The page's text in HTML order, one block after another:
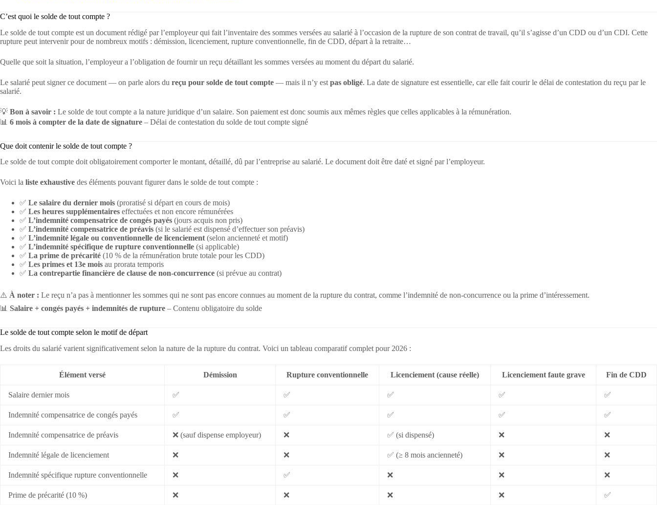
C’est quoi le solde de tout compte ?
Le solde de tout compte est un document rédigé par l’employeur qui fait l’inventaire des sommes versées au salarié à l’occasion de la rupture de son contrat de travail, qu’il s’agisse d’un CDD ou d’un CDI. Cette
rupture peut intervenir pour de nombreux motifs : démission, licenciement, rupture conventionnelle, fin de CDD, départ à la retraite…
Quelle que soit la situation, l’employeur a l’obligation de fournir un reçu détaillant les sommes versées au moment du départ du salarié.
Le salarié peut signer ce document — on parle alors du reçu pour solde de tout compte — mais il n’y est pas obligé. La date de signature est essentielle, car elle fait courir le délai de contestation du reçu par le
salarié.
💡 Bon à savoir : Le solde de tout compte a la nature juridique d’un salaire. Son paiement est donc soumis aux mêmes règles que celles applicables à la rémunération.
📊 6 mois à compter de la date de signature – Délai de contestation du solde de tout compte signé
Que doit contenir le solde de tout compte ?
Le solde de tout compte doit obligatoirement comporter le montant, détaillé, dû par l’entreprise au salarié. Le document doit être daté et signé par l’employeur.
Voici la liste exhaustive des éléments pouvant figurer dans le solde de tout compte :
✅ Le salaire du dernier mois (proratisé si départ en cours de mois)
✅ Les heures supplémentaires effectuées et non encore rémunérées
✅ L’indemnité compensatrice de congés payés (jours acquis non pris)
✅ L’indemnité compensatrice de préavis (si le salarié est dispensé d’effectuer son préavis)
✅ L’indemnité légale ou conventionnelle de licenciement (selon ancienneté et motif)
✅ L’indemnité spécifique de rupture conventionnelle (si applicable)
✅ La prime de précarité (10 % de la rémunération brute totale pour les CDD)
✅ Les primes et 13e mois au prorata temporis
✅ La contrepartie financière de clause de non-concurrence (si prévue au contrat)
⚠️ À noter : Le reçu n’a pas à mentionner les sommes qui ne sont pas encore connues au moment de la rupture du contrat, comme l’indemnité de non-concurrence ou la prime d’intéressement.
📊 Salaire + congés payés + indemnités de rupture – Contenu obligatoire du solde
Le solde de tout compte selon le motif de départ
Les droits du salarié varient significativement selon la nature de la rupture du contrat. Voici un tableau comparatif complet pour 2026 :
Élément versé Démission Rupture conventionnelle Licenciement (cause réelle) Licenciement faute grave Fin de CDD
Salaire dernier mois ✅ ✅ ✅ ✅ ✅
Indemnité compensatrice de congés payés ✅ ✅ ✅ ✅ ✅
Indemnité compensatrice de préavis ❌ (sauf dispense employeur) ❌ ✅ (si dispensé) ❌ ❌
Indemnité légale de licenciement ❌ ❌ ✅ (≥ 8 mois ancienneté) ❌ ❌
Indemnité spécifique rupture conventionnelle ❌ ✅ ❌ ❌ ❌
Prime de précarité (10 %) ❌ ❌ ❌ ❌ ✅